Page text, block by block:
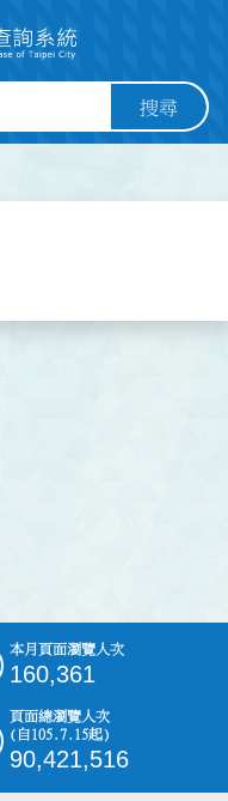
搜尋
本月頁面瀏覽人次
160,361
頁面總瀏覽人次
(自105.7.15起)
90,421,516